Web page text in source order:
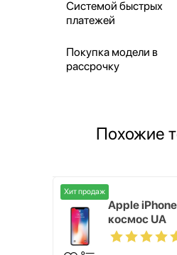
Системой быстрых
платежей
Покупка модели в
рассрочку
Похожие
Хит продаж
Apple
космос UA